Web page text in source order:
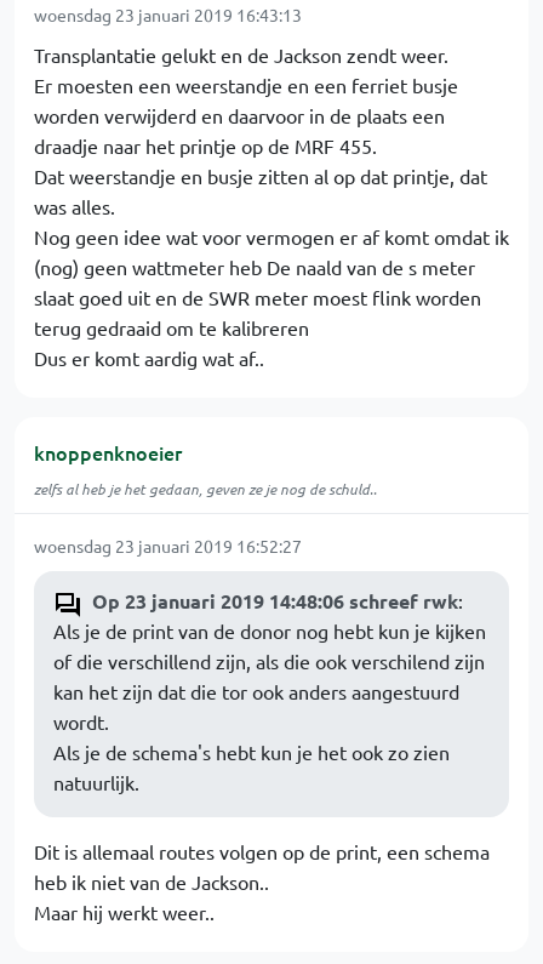
woensdag 23 januari 2019 16:43:13
Transplantatie gelukt en de Jackson zendt weer.
Er moesten een weerstandje en een ferriet busje
worden verwijderd en daarvoor in de plaats een
draadje naar het printje op de MRF 455.
Dat weerstandje en busje zitten al op dat printje, dat
was alles.
Nog geen idee wat voor vermogen er af komt omdat ik
(nog) geen wattmeter heb De naald van de s meter
slaat goed uit en de SWR meter moest flink worden
terug gedraaid om te kalibreren
Dus er komt aardig wat af..
knoppenknoeier
zelfs al heb je het gedaan, geven ze je nog de schuld..
woensdag 23 januari 2019 16:52:27
Op 23 januari 2019 14:48:06 schreef rwk:
Als je de print van de donor nog hebt kun je kijken
of die verschillend zijn, als die ook verschilend zijn
kan het zijn dat die tor ook anders aangestuurd
wordt.
Als je de schema's hebt kun je het ook zo zien
natuurlijk.
Dit is allemaal routes volgen op de print, een schema
heb ik niet van de Jackson..
Maar hij werkt weer..